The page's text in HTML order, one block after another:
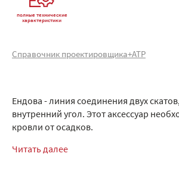
полные технические
характеристики
Справочник проектировщика+АТР
Ендова - линия соединения двух
внутренний угол. Этот аксессуар
кровли от осадков.
Читать далее